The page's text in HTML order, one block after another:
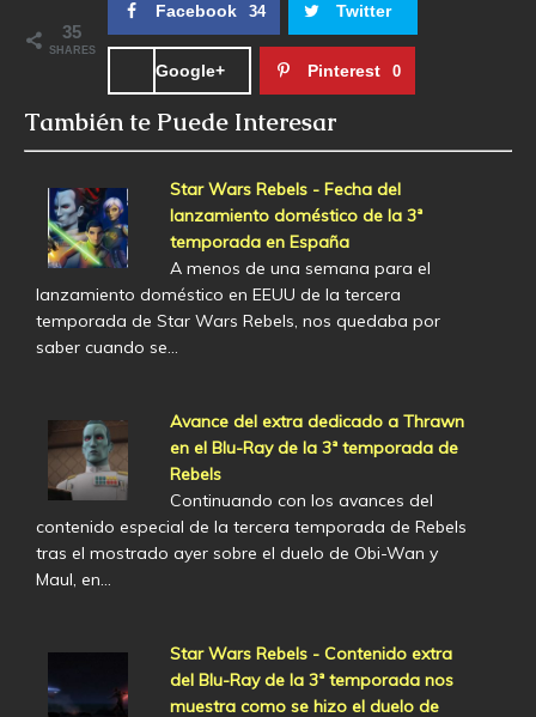
35
SHARES
Facebook 34 Twitter
Google+ Pinterest 0
También te Puede Interesar
Star Wars Rebels - Fecha del
lanzamiento doméstico de la 3ª
temporada en España
A menos de una semana para el
lanzamiento doméstico en EEUU de la tercera
temporada de Star Wars Rebels, nos quedaba por
saber cuando se…
Avance del extra dedicado a Thrawn
en el Blu-Ray de la 3ª temporada de
Rebels
Continuando con los avances del
contenido especial de la tercera temporada de Rebels
tras el mostrado ayer sobre el duelo de Obi-Wan y
Maul, en…
Star Wars Rebels - Contenido extra
del Blu-Ray de la 3ª temporada nos
muestra como se hizo el duelo de